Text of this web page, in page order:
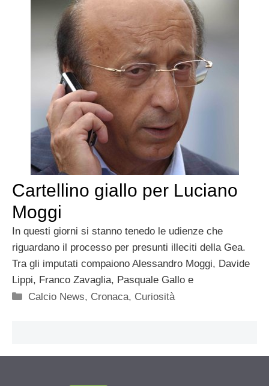
Cartellino giallo per Luciano
Moggi
In questi giorni si stanno tenedo le udienze che
riguardano il processo per presunti illeciti della Gea.
Tra gli imputati compaiono Alessandro Moggi, Davide
Lippi, Franco Zavaglia, Pasquale Gallo e
Categorie
Calcio News, Cronaca, Curiosità